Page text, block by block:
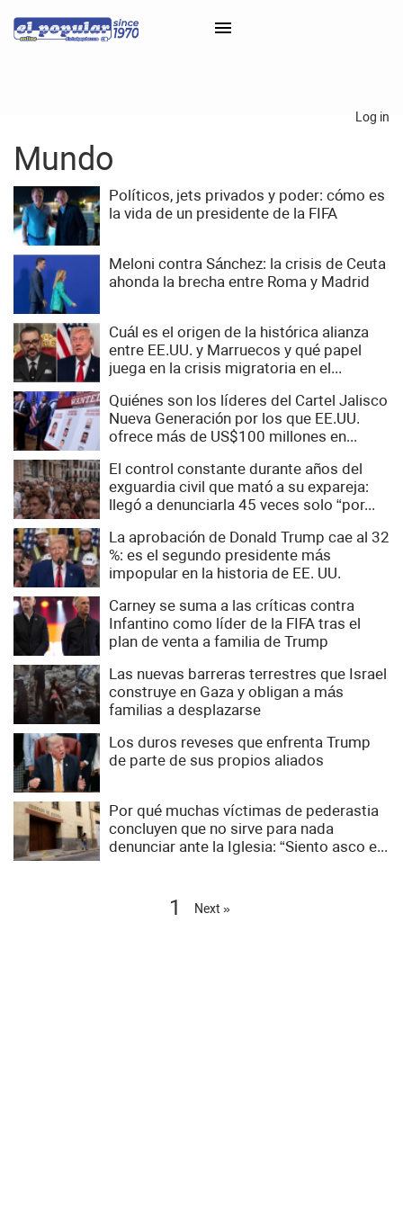
Classifieds
Categorías
Iniciar sesión con Clascal
Log in
Mundo
Políticos, jets privados y poder: cómo es
la vida de un presidente de la FIFA
Meloni contra Sánchez: la crisis de Ceuta
ahonda la brecha entre Roma y Madrid
Cuál es el origen de la histórica alianza
entre EE.UU. y Marruecos y qué papel
juega en la crisis migratoria en el...
Quiénes son los líderes del Cartel Jalisco
Nueva Generación por los que EE.UU.
ofrece más de US$100 millones en...
El control constante durante años del
exguardia civil que mató a su expareja:
llegó a denunciarla 45 veces solo “por...
La aprobación de Donald Trump cae al 32
%: es el segundo presidente más
impopular en la historia de EE. UU.
Carney se suma a las críticas contra
Infantino como líder de la FIFA tras el
plan de venta a familia de Trump
Las nuevas barreras terrestres que Israel
construye en Gaza y obligan a más
familias a desplazarse
Los duros reveses que enfrenta Trump
de parte de sus propios aliados
Por qué muchas víctimas de pederastia
concluyen que no sirve para nada
denunciar ante la Iglesia: “Siento asco e...
1 Next »